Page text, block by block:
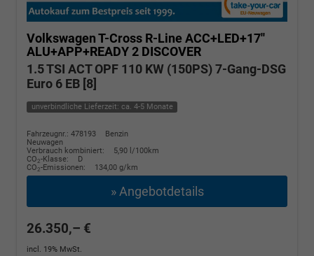
Volkswagen T-Cross R-Line ACC+LED+17''
ALU+APP+READY 2 DISCOVER
1.5 TSI ACT OPF 110 KW (150PS) 7-Gang-DSG
Euro 6 EB [8]
unverbindliche Lieferzeit: ca. 4-5 Monate
Fahrzeugnr.: 478193
Benzin
Neuwagen
Verbrauch kombiniert:
5,90 l/100km
CO2-Klasse:
D
CO2-Emissionen: 134,00 g/km
» Angebotdetails
26.350,– €
incl. 19% MwSt.